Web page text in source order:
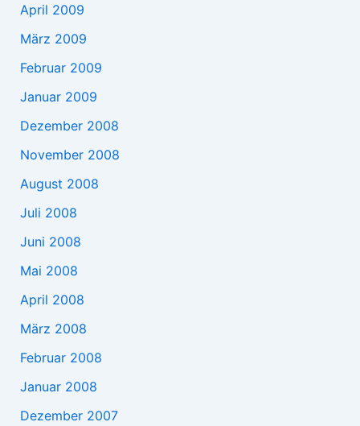
April 2009
März 2009
Februar 2009
Januar 2009
Dezember 2008
November 2008
August 2008
Juli 2008
Juni 2008
Mai 2008
April 2008
März 2008
Februar 2008
Januar 2008
Dezember 2007